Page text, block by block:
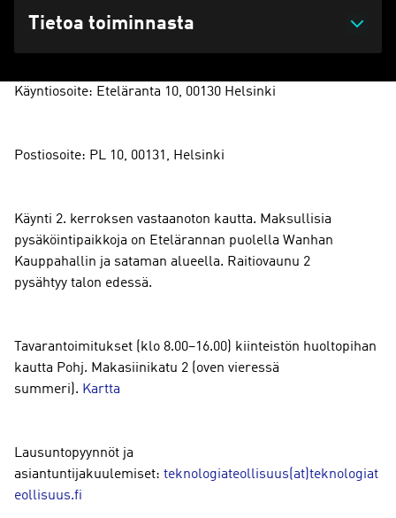
Tietoa toiminnasta
Käyntiosoite: Eteläranta 10, 00130 Helsinki
Postiosoite: PL 10, 00131, Helsinki
Käynti 2. kerroksen vastaanoton kautta. Maksullisia
pysäköintipaikkoja on Etelärannan puolella Wanhan
Kauppahallin ja sataman alueella. Raitiovaunu 2
pysähtyy talon edessä.
Tavarantoimitukset (klo 8.00–16.00) kiinteistön huoltopihan
kautta Pohj. Makasiinikatu 2 (oven vieressä
summeri). Kartta
Lausuntopyynnöt ja
asiantuntijakuulemiset: teknologiateollisuus(at)teknologiat
eollisuus.fi